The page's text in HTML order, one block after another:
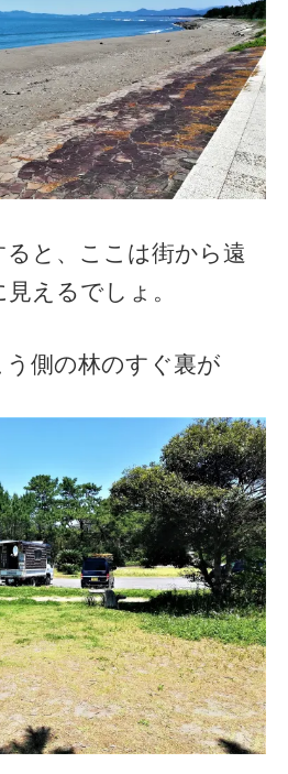
と、ここは街から遠
えるでしょ。
側の林のすぐ裏が